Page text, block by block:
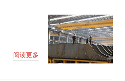
阅读更多